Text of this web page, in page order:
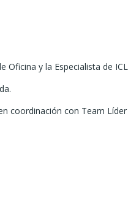
Oficina y la Especialista de
coordinación con Team